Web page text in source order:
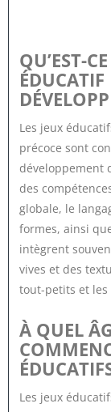
QU’EST-
ÉDUCATIF
Les jeux
précoce sont
développement
des
globale, le
formes, ainsi
intègrent
vives et des
tout-petits et les
À QUEL
Les jeux